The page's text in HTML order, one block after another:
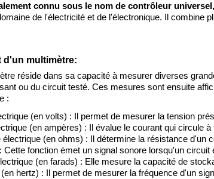
connu sous le nom de contrôleur universel,
de l'électricité et de l'électronique. Il
d'un multimètre:
réside dans sa capacité à mesurer diverses
ou du circuit testé. Ces mesures sont ensuite
:
(en volts) : Il permet de mesurer la tension
(en ampères) : Il évalue le courant qui circule
électrique (en ohms) : Il détermine la résistance d'un
Cette fonction émet un signal sonore lorsqu'un
(en farads) : Elle mesure la capacité de
hertz) : Il permet de mesurer la fréquence d'un